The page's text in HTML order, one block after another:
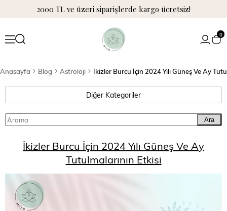
2000 TL ve üzeri siparişlerde kargo ücretsiz!
0
Anasayfa Blog Astroloji
Diğer Kategoriler
Ara
İkizler Burcu İçin 2024 Yılı Güneş Ve Ay
Tutulmalarının Etkisi